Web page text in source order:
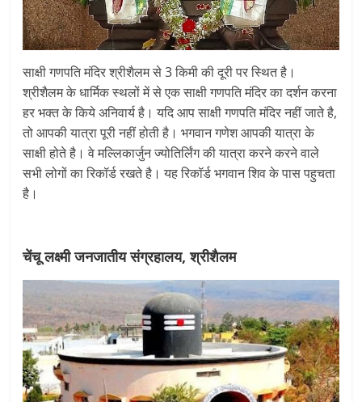
साक्षी गणपति मंदिर श्रीशैलम से 3 किमी की दूरी पर स्थित है।
श्रीशैलम के धार्मिक स्थलों में से एक साक्षी गणपति मंदिर का दर्शन करना
हर भक्त के किये अनिवार्य है। यदि आप साक्षी गणपति मंदिर नहीं जाते है,
तो आपकी यात्रा पूरी नहीं होती है। भगवान गणेश आपकी यात्रा के
साक्षी होते है। वे मल्लिकार्जुन ज्योतिर्लिंग की यात्रा करने करने वाले
सभी लोगों का रिकॉर्ड रखते है। यह रिकॉर्ड भगवान शिव के पास पहुचता
है।
चेंचू लक्ष्मी जनजातीय संग्रहालय, श्रीशैलम